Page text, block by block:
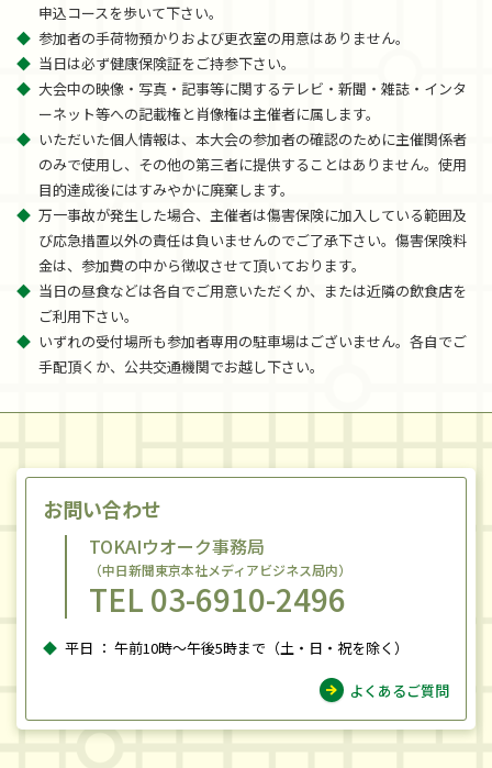
申込コースを歩いて下さい。
参加者の手荷物預かりおよび更衣室の用意はありません。
当日は必ず健康保険証をご持参下さい。
大会中の映像・写真・記事等に関するテレビ・新聞・雑誌・インタ
ーネット等への記載権と肖像権は主催者に属します。
いただいた個人情報は、本大会の参加者の確認のために主催関係者
のみで使用し、その他の第三者に提供することはありません。使用
目的達成後にはすみやかに廃棄します。
万一事故が発生した場合、主催者は傷害保険に加入している範囲及
び応急措置以外の責任は負いませんのでご了承下さい。傷害保険料
金は、参加費の中から徴収させて頂いております。
当日の昼食などは各自でご用意いただくか、または近隣の飲食店を
ご利用下さい。
いずれの受付場所も参加者専用の駐車場はございません。各自でご
手配頂くか、公共交通機関でお越し下さい。
お問い合わせ
TOKAIウオーク事務局
（中日新聞東京本社メディアビジネス局内）
TEL 03-6910-2496
平日 ： 午前10時〜午後5時まで（土・日・祝を除く）
よくあるご質問